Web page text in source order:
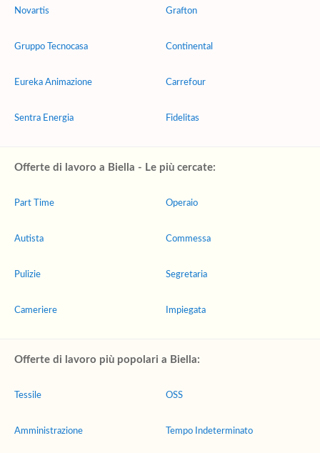
Novartis
Gruppo Tecnocasa
Eureka Animazione
Sentra Energia
Grafton
Continental
Carrefour
Fidelitas
Offerte di lavoro a Biella - Le più cercate:
Part Time
Autista
Pulizie
Cameriere
Operaio
Commessa
Segretaria
Impiegata
Offerte di lavoro più popolari a Biella:
Tessile
Amministrazione
OSS
Tempo Indeterminato